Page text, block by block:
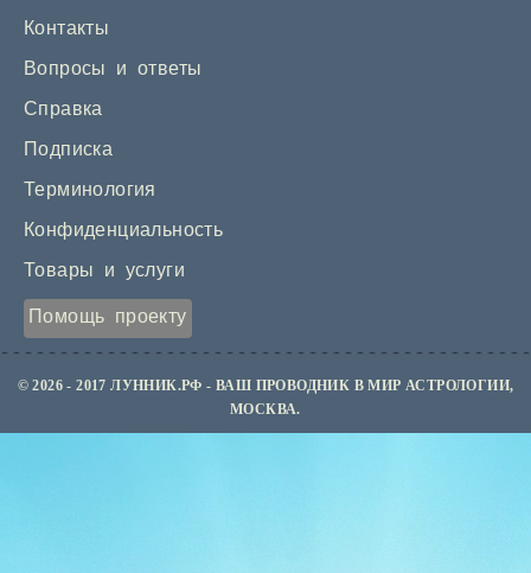
Контакты
Вопросы и ответы
Справка
Подписка
Терминология
Конфиденциальность
Товары и услуги
Помощь проекту
© 2026 - 2017 ЛУННИК.РФ - ВАШ ПРОВОДНИК В МИР АСТРОЛОГИИ,
МОСКВА.